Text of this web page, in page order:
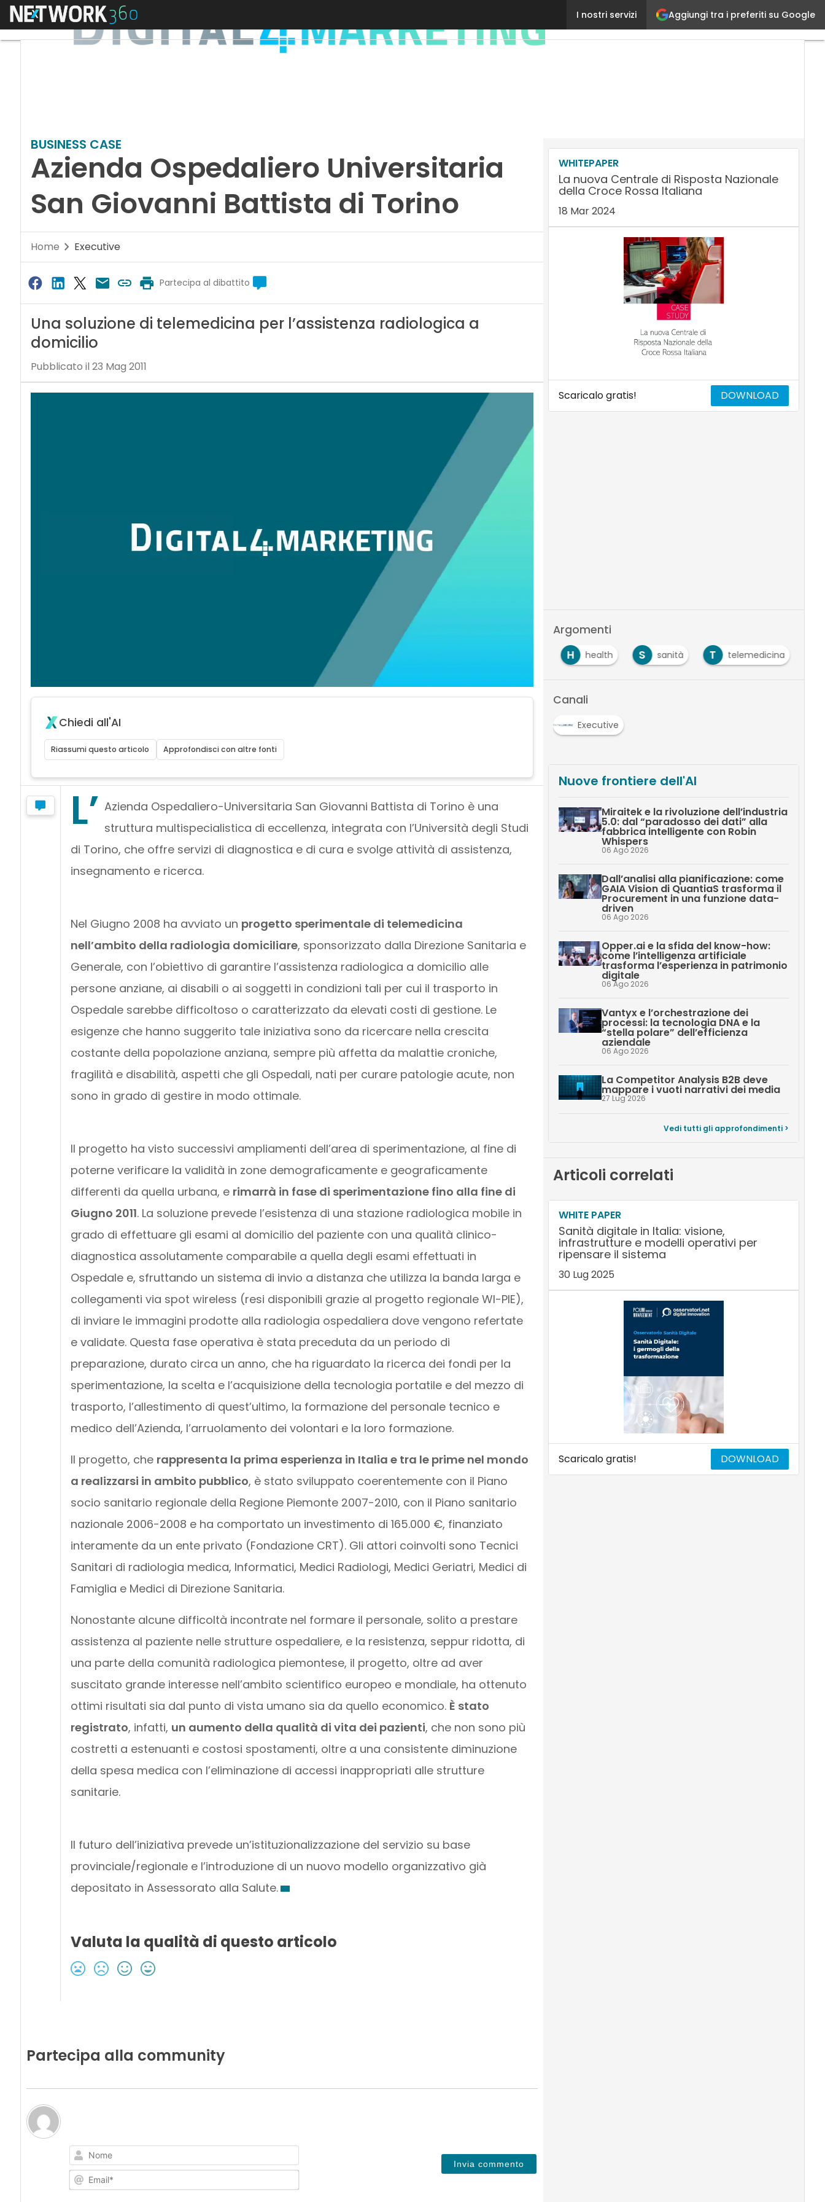
Aggiungi tra i preferiti su Google
I nostri servizi
Menu Azienda Ospedaliero Universitaria San Giovanni
BUSINESS CASE
Azienda Ospedaliero Universitaria
San Giovanni Battista di Torino
Home Executive
Partecipa al dibattito
Una soluzione di telemedicina per l’assistenza radiologica a
domicilio
Pubblicato il 23 Mag 2011
Chiedi all'AI
Riassumi questo articolo Approfondisci con altre fonti
L’ Azienda Ospedaliero-Universitaria San Giovanni Battista di Torino è una
struttura multispecialistica di eccellenza, integrata con l’Università degli Studi
di Torino, che offre servizi di diagnostica e di cura e svolge attività di assistenza,
insegnamento e ricerca.
Nel Giugno 2008 ha avviato un progetto sperimentale di telemedicina
nell’ambito della radiologia domiciliare, sponsorizzato dalla Direzione Sanitaria e
Generale, con l’obiettivo di garantire l’assistenza radiologica a domicilio alle
persone anziane, ai disabili o ai soggetti in condizioni tali per cui il trasporto in
Ospedale sarebbe difficoltoso o caratterizzato da elevati costi di gestione. Le
esigenze che hanno suggerito tale iniziativa sono da ricercare nella crescita
costante della popolazione anziana, sempre più affetta da malattie croniche,
fragilità e disabilità, aspetti che gli Ospedali, nati per curare patologie acute, non
sono in grado di gestire in modo ottimale.
Il progetto ha visto successivi ampliamenti dell’area di sperimentazione, al fine di
poterne verificare la validità in zone demograficamente e geograficamente
differenti da quella urbana, e rimarrà in fase di sperimentazione fino alla fine di
Giugno 2011. La soluzione prevede l’esistenza di una stazione radiologica mobile in
grado di effettuare gli esami al domicilio del paziente con una qualità clinico-
diagnostica assolutamente comparabile a quella degli esami effettuati in
Ospedale e, sfruttando un sistema di invio a distanza che utilizza la banda larga e
collegamenti via spot wireless (resi disponibili grazie al progetto regionale WI-PIE),
di inviare le immagini prodotte alla radiologia ospedaliera dove vengono refertate
e validate. Questa fase operativa è stata preceduta da un periodo di
preparazione, durato circa un anno, che ha riguardato la ricerca dei fondi per la
sperimentazione, la scelta e l’acquisizione della tecnologia portatile e del mezzo di
trasporto, l’allestimento di quest’ultimo, la formazione del personale tecnico e
medico dell’Azienda, l’arruolamento dei volontari e la loro formazione.
Il progetto, che rappresenta la prima esperienza in Italia e tra le prime nel mondo
a realizzarsi in ambito pubblico, è stato sviluppato coerentemente con il Piano
socio sanitario regionale della Regione Piemonte 2007-2010, con il Piano sanitario
nazionale 2006-2008 e ha comportato un investimento di 165.000 €, finanziato
interamente da un ente privato (Fondazione CRT). Gli attori coinvolti sono Tecnici
Sanitari di radiologia medica, Informatici, Medici Radiologi, Medici Geriatri, Medici di
Famiglia e Medici di Direzione Sanitaria.
Nonostante alcune difficoltà incontrate nel formare il personale, solito a prestare
assistenza al paziente nelle strutture ospedaliere, e la resistenza, seppur ridotta, di
una parte della comunità radiologica piemontese, il progetto, oltre ad aver
suscitato grande interesse nell’ambito scientifico europeo e mondiale, ha ottenuto
ottimi risultati sia dal punto di vista umano sia da quello economico. È stato
registrato, infatti, un aumento della qualità di vita dei pazienti, che non sono più
costretti a estenuanti e costosi spostamenti, oltre a una consistente diminuzione
della spesa medica con l’eliminazione di accessi inappropriati alle strutture
sanitarie.
Il futuro dell’iniziativa prevede un’istituzionalizzazione del servizio su base
provinciale/regionale e l’introduzione di un nuovo modello organizzativo già
depositato in Assessorato alla Salute.
Valuta la qualità di questo articolo
Partecipa alla community
Nome
Email*
WHITEPAPER
La nuova Centrale di Risposta Nazionale
della Croce Rossa Italiana
18 Mar 2024
Scaricalo gratis! DOWNLOAD
Argomenti
H health S sanità T telemedicina
Canali
Executive
Nuove frontiere dell'AI
Miraitek e la rivoluzione dell’industria
5.0: dal “paradosso dei dati” alla
fabbrica intelligente con Robin
Whispers
06 Ago 2026
Dall’analisi alla pianificazione: come
GAIA Vision di QuantiaS trasforma il
Procurement in una funzione data-
driven
06 Ago 2026
Opper.ai e la sfida del know-how:
come l’intelligenza artificiale
trasforma l’esperienza in patrimonio
digitale
06 Ago 2026
Vantyx e l’orchestrazione dei
processi: la tecnologia DNA e la
“stella polare” dell’efficienza
aziendale
06 Ago 2026
La Competitor Analysis B2B deve
mappare i vuoti narrativi dei media
27 Lug 2026
Vedi tutti gli approfondimenti >
Articoli correlati
WHITE PAPER
Sanità digitale in Italia: visione,
infrastrutture e modelli operativi per
ripensare il sistema
30 Lug 2025
Scaricalo gratis! DOWNLOAD